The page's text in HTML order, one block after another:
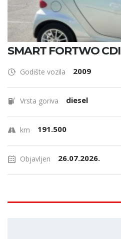
SMART FORTWO CDI
Godište vozila 2009
Vrsta goriva diesel
km 191.500
Objavljen 26.07.2026.